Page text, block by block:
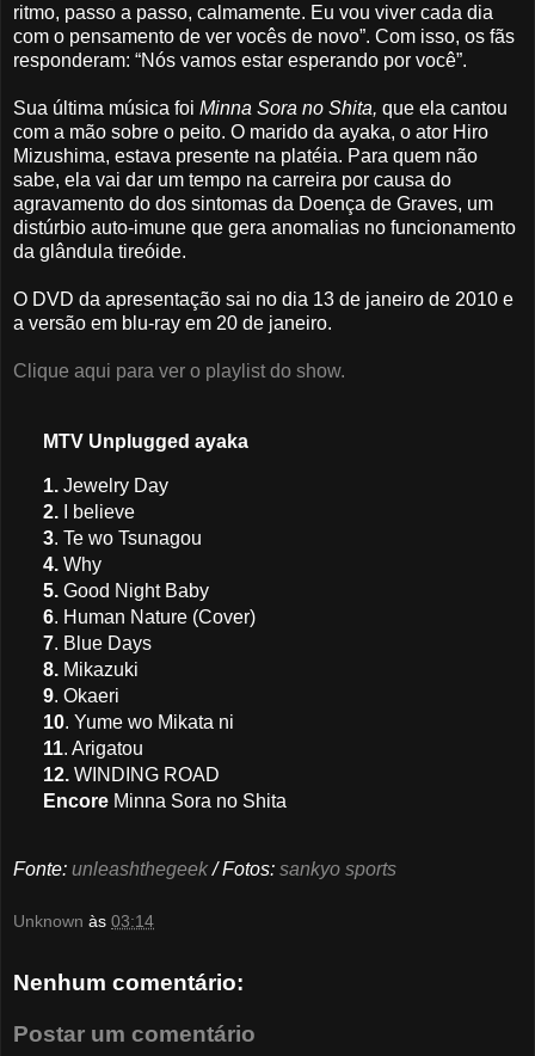
ritmo, passo a passo, calmamente. Eu vou viver cada dia
com o pensamento de ver vocês de novo”. Com isso, os fãs
responderam: “Nós vamos estar esperando por você”.
Sua última música foi Minna Sora no Shita, que ela cantou
com a mão sobre o peito. O marido da ayaka, o ator Hiro
Mizushima, estava presente na platéia. Para quem não
sabe, ela vai dar um tempo na carreira por causa do
agravamento do dos sintomas da Doença de Graves, um
distúrbio auto-imune que gera anomalias no funcionamento
da glândula tireóide.
O DVD da apresentação sai no dia 13 de janeiro de 2010 e
a versão em blu-ray em 20 de janeiro.
Clique aqui para ver o playlist do show.
MTV Unplugged ayaka
1. Jewelry Day
2.
I believe
3. Te wo Tsunagou
4. Why
5.Good Night Baby
6. Human Nature (Cover)
7. Blue Days
8.Mikazuki
9. Okaeri
10. Yume wo Mikata ni
11. Arigatou
12. WINDING ROAD
EncoreMinna Sora no Shita
Fonte: unleashthegeek/ Fotos: sankyo sports
Unknown às 03:14
Nenhum comentário:
Postar um comentário